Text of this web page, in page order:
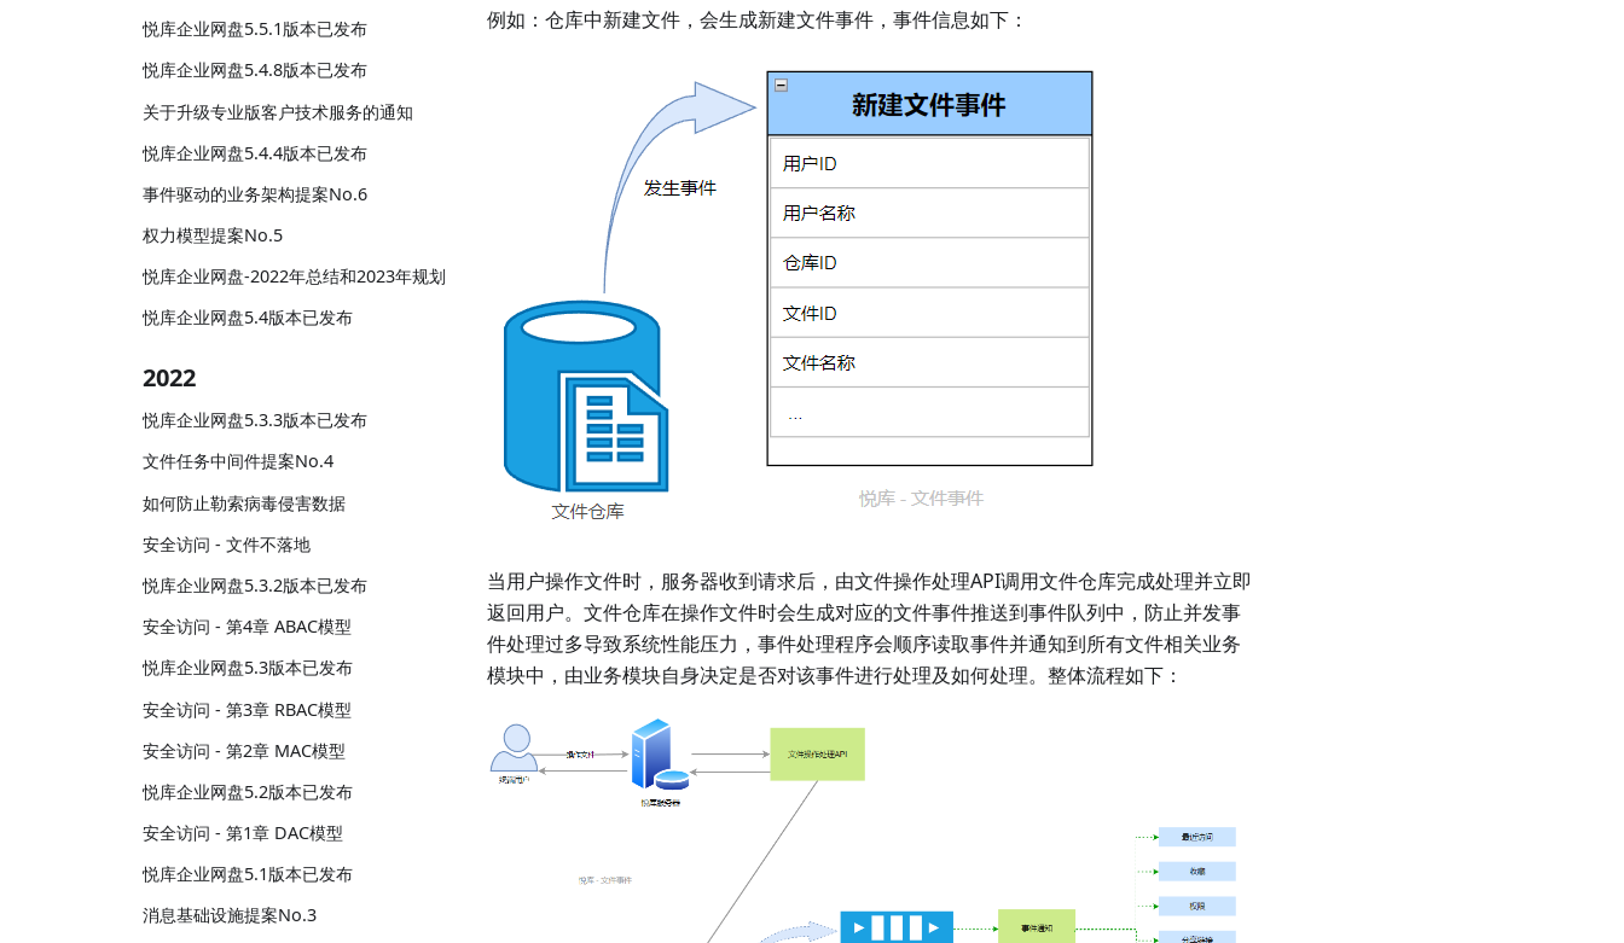
悦库企业网盘5.5.1版本已发布
悦库企业网盘5.4.8版本已发布
关于升级专业版客户技术服务的通知
悦库企业网盘5.4.4版本已发布
事件驱动的业务架构提案No.6
权力模型提案No.5
悦库企业网盘-2022年总结和2023年规划
悦库企业网盘5.4版本已发布
2022
悦库企业网盘5.3.3版本已发布
文件任务中间件提案No.4
如何防止勒索病毒侵害数据
安全访问 - 文件不落地
悦库企业网盘5.3.2版本已发布
安全访问 - 第4章 ABAC模型
悦库企业网盘5.3版本已发布
安全访问 - 第3章 RBAC模型
安全访问 - 第2章 MAC模型
悦库企业网盘5.2版本已发布
安全访问 - 第1章 DAC模型
悦库企业网盘5.1版本已发布
消息基础设施提案No.3
例如：仓库中新建文件，会生成新建文件事件，事件信息如下：
当用户操作文件时，服务器收到请求后，由文件操作处理API调用文件仓库完成处理并立即
返回用户。文件仓库在操作文件时会生成对应的文件事件推送到事件队列中，防止并发事
件处理过多导致系统性能压力，事件处理程序会顺序读取事件并通知到所有文件相关业务
模块中，由业务模块自身决定是否对该事件进行处理及如何处理。整体流程如下：